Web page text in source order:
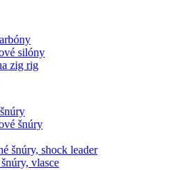
silóny
zig rig
šnúry
šnúry, shock leader
vlasce